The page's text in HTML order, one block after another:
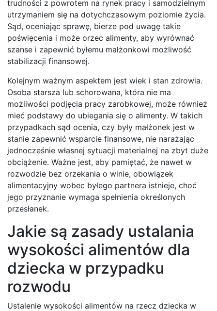
trudności z powrotem na rynek pracy i samodzielnym
utrzymaniem się na dotychczasowym poziomie życia.
Sąd, oceniając sprawę, bierze pod uwagę takie
poświęcenia i może orzec alimenty, aby wyrównać
szanse i zapewnić byłemu małżonkowi możliwość
stabilizacji finansowej.
Kolejnym ważnym aspektem jest wiek i stan zdrowia.
Osoba starsza lub schorowana, która nie ma
możliwości podjęcia pracy zarobkowej, może również
mieć podstawy do ubiegania się o alimenty. W takich
przypadkach sąd ocenia, czy były małżonek jest w
stanie zapewnić wsparcie finansowe, nie narażając
jednocześnie własnej sytuacji materialnej na zbyt duże
obciążenie. Ważne jest, aby pamiętać, że nawet w
rozwodzie bez orzekania o winie, obowiązek
alimentacyjny wobec byłego partnera istnieje, choć
jego przyznanie wymaga spełnienia określonych
przesłanek.
Jakie są zasady ustalania
wysokości alimentów dla
dziecka w przypadku
rozwodu
Ustalenie wysokości alimentów na rzecz dziecka w